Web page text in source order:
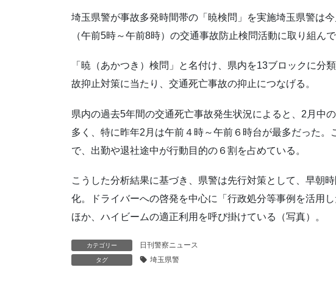
埼玉県警が事故多発時間帯の「暁検問」を実施埼玉県警は
（午前5時～午前8時）の交通事故防止検問活動に取り組んで
「暁（あかつき）検問」と名付け、県内を13ブロックに分
故抑止対策に当たり、交通死亡事故の抑止につなげる。
県内の過去5年間の交通死亡事故発生状況によると、2月中
多く、特に昨年2月は午前４時～午前６時台が最多だった
で、出勤や退社途中が行動目的の６割を占めている。
こうした分析結果に基づき、県警は先行対策として、早朝
化。ドライバーへの啓発を中心に「行政処分等事例を活用
ほか、ハイビームの適正利用を呼び掛けている（写真）。
カテゴリー 日刊警察ニュース
タグ 埼玉県警